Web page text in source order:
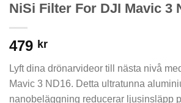
NiSi Filter For DJI Mavic 3
479 kr
Lyft dina drönarvideor till nästa nivå
Mavic 3 ND16. Detta ultratunna
nanobeläggning reducerar ljusinsläpp